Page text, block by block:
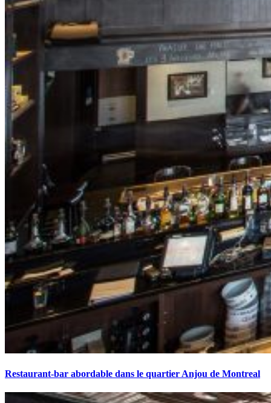
Restaurant-bar abordable dans le quartier Anjou de Montreal